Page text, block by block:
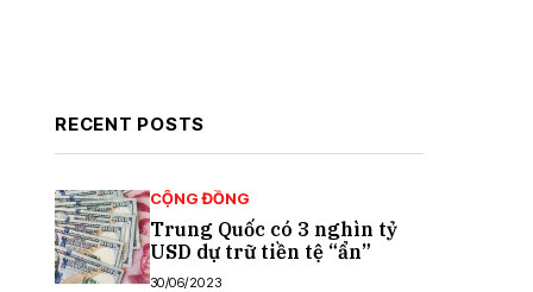
RECENT POSTS
CỘNG ĐỒNG
Trung Quốc có 3 nghìn tỷ
USD dự trữ tiền tệ “ẩn”
30/06/2023